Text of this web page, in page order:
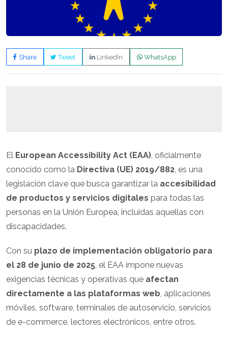
Share Tweet LinkedIn WhatsApp
El European Accessibility Act (EAA), oficialmente
conocido como la Directiva (UE) 2019/882, es una
legislación clave que busca garantizar la accesibilidad
de productos y servicios digitales para todas las
personas en la Unión Europea, incluidas aquellas con
discapacidades.
Con su plazo de implementación obligatorio para
el 28 de junio de 2025, el EAA impone nuevas
exigencias técnicas y operativas que afectan
directamente a las plataformas web, aplicaciones
móviles, software, terminales de autoservicio, servicios
de e-commerce, lectores electrónicos, entre otros.